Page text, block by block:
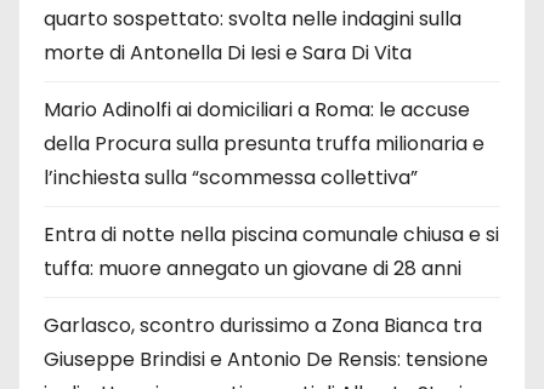
quarto sospettato: svolta nelle indagini sulla
morte di Antonella Di Iesi e Sara Di Vita
Mario Adinolfi ai domiciliari a Roma: le accuse
della Procura sulla presunta truffa milionaria e
l’inchiesta sulla “scommessa collettiva”
Entra di notte nella piscina comunale chiusa e si
tuffa: muore annegato un giovane di 28 anni
Garlasco, scontro durissimo a Zona Bianca tra
Giuseppe Brindisi e Antonio De Rensis: tensione